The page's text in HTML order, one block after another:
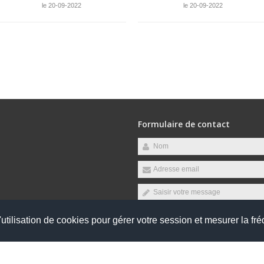
de cookies pour gérer votre session et mesurer la
le 20-09-2022 le 20-09-2022
et vendredi
Formulaire de contact